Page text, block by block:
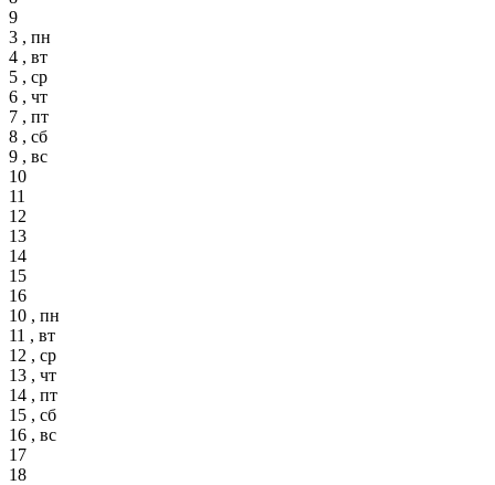
9
3 , пн
4 , вт
5 , ср
6 , чт
7 , пт
8 , сб
9 , вс
10
11
12
13
14
15
16
10 , пн
11 , вт
12 , ср
13 , чт
14 , пт
15 , сб
16 , вс
17
18